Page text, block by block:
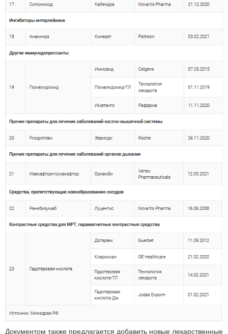
Документом также предлагается добавить новые лекарственные